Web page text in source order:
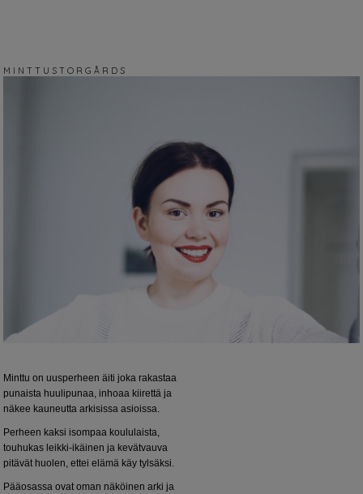
M I N T T U S T O R G Å R D S
Minttu on uusperheen äiti joka rakastaa
punaista huulipunaa, inhoaa kiirettä ja
näkee kauneutta arkisissa asioissa.
Perheen kaksi isompaa koululaista,
touhukas leikki-ikäinen ja kevätvauva
pitävät huolen, ettei elämä käy tylsäksi.
Pääosassa ovat oman näköinen arki ja